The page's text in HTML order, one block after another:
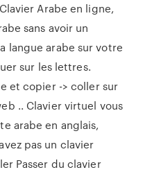
Arabe en ligne,
sans avoir un
langue arabe sur votre
sur les lettres.
et copier -> coller sur
.. Clavier virtuel vous
arabe en anglais,
pas un clavier
Passer du clavier